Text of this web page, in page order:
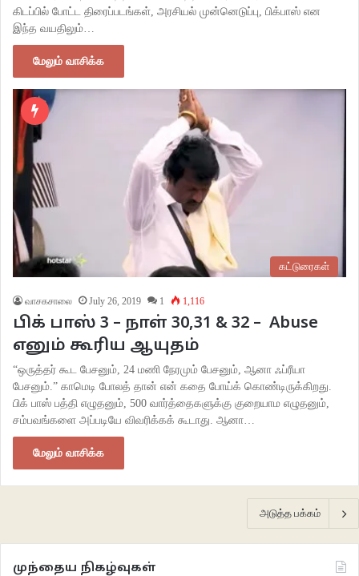
கிடப்பில் போட்ட திரைப்படங்கள், அரசியல் முன்னெடுப்பு, பிக்பாஸ் என
இந்த வயதிலும்…
மேலும் வாசிக்க
கட்டுரைகள்
வாசகசாலை July 26, 2019 1 1,116
பிக் பாஸ் 3 – நாள் 30,31 & 32 – Abuse
எனும் கூரிய ஆயுதம்
“ஒருத்தர் கூட பேசனும், 24 மணி நேரமும் பேசனும், ஆனா ஃப்ரீயா
பேசனும்.” காமெடி போலத் தான் என் கதை போய்க் கொண்டிருக்கிறது.
பிக் பாஸ் பத்தி எழுதனும், 500 வார்த்தைகளுக்கு குறையாம எழுதனும்,
சம்பவங்களை அப்படியே விவரிக்கக் கூடாது. ஆனா…
மேலும் வாசிக்க
அடுத்த பக்கம்
முந்தைய நிகழ்வுகள்